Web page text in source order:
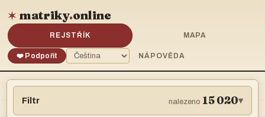
✶ matriky.online
REJSTŘÍK MAPA
❤️ Podpořit NÁPOVĚDA
Filtr nalezeno 15 020▾